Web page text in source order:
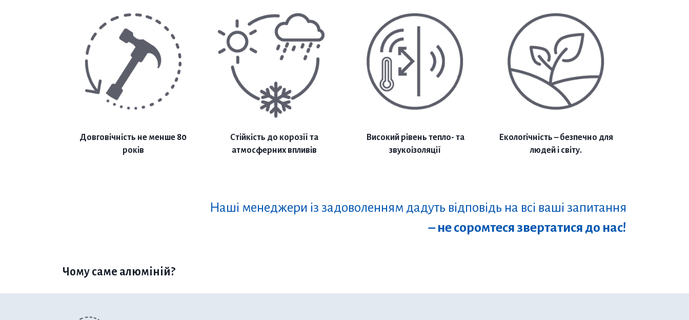
Довговічність не менше 80
років
Стійкість до корозії та
атмосферних впливів
Високий рівень тепло- та
звукоізоляції
Екологічність – безпечно для
людей і світу.
Наші менеджери із задоволенням дадуть відповідь на всі ваші запитання
– не соромтеся звертатися до нас!
Чому саме алюміній?